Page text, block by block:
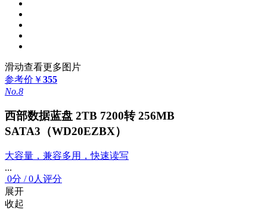
滑动查看更多图片
参考价 ￥355
No.8
西部数据蓝盘 2TB 7200转 256MB
SATA3（WD20EZBX）
大容量，兼容多用，快速读写
...
0分 /0人评分
展开
收起